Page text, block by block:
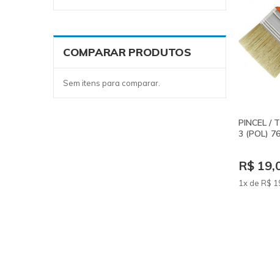
PINCEL /
3 (POL)
R$
1x de R$
COMPARAR PRODUTOS
Sem itens para comparar.